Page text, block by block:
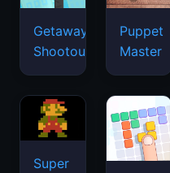
Getaway
Shootout
Puppet
Master
Super